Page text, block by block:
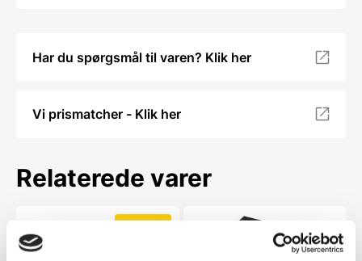
Har du spørgsmål til varen? Klik her
Vi prismatcher - Klik her
Relaterede varer
SPAR 44%